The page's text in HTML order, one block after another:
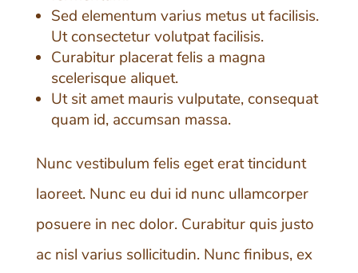
Sed elementum varius metus ut facilisis.
Ut consectetur volutpat facilisis.
Curabitur placerat felis a magna
scelerisque aliquet.
Ut sit amet mauris vulputate, consequat
quam id, accumsan massa.
Nunc vestibulum felis eget erat tincidunt
laoreet. Nunc eu dui id nunc ullamcorper
posuere in nec dolor. Curabitur quis justo
ac nisl varius sollicitudin. Nunc finibus, ex